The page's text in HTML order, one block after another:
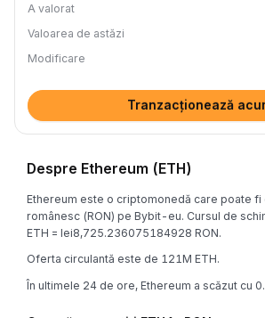
A valorat
Valoarea de astăzi
Modificare
Tranzacționează
Despre Ethereum (ETH)
Ethereum este o criptomonedă care poate fi
românesc (RON) pe Bybit-eu. Cursul de
ETH = lei8,725.236075184928 RON.
Oferta circulantă este de 121M ETH.
În ultimele 24 de ore, Ethereum a scăzut cu